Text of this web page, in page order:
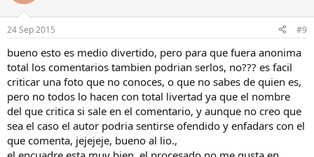
24 Sep 2015 #9
bueno esto es medio divertido, pero para que fuera anonima
total los comentarios tambien podrian serlos, no??? es facil
criticar una foto que no conoces, o que no sabes de quien es,
pero no todos lo hacen con total livertad ya que el nombre
del que critica si sale en el comentario, y aunque no creo que
sea el caso el autor podria sentirse ofendido y enfadars con el
que comenta, jejejeje, bueno al lio.,